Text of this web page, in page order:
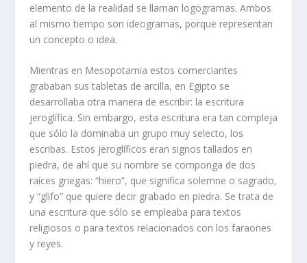
elemento de la realidad se llaman logogramas. Ambos
al mismo tiempo son ideogramas, porque representan
un concepto o idea.
Mientras en Mesopotamia estos comerciantes
grababan sus tabletas de arcilla, en Egipto se
desarrollaba otra manera de escribir: la escritura
jeroglífica. Sin embargo, esta escritura era tan compleja
que sólo la dominaba un grupo muy selecto, los
escribas. Estos jeroglíficos eran signos tallados en
piedra, de ahí que su nombre se componga de dos
raíces griegas: “hiero”, que significa solemne o sagrado,
y “glifo” que quiere decir grabado en piedra. Se trata de
una escritura que sólo se empleaba para textos
religiosos o para textos relacionados con los faraones
y reyes.